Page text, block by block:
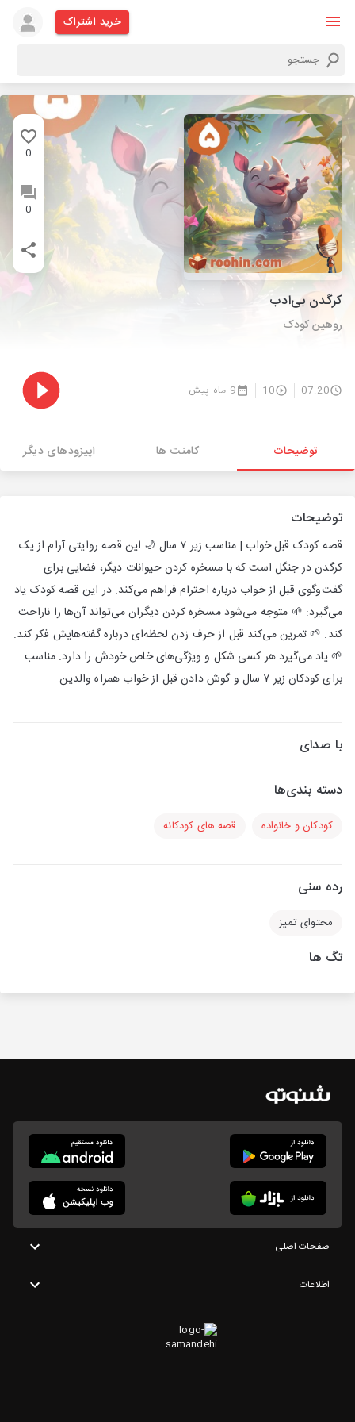
خرید اشتراک
0
0
کرگدن بی‌ادب
روهین کودک
07:20
10 9 ماه پیش
توضیحات کامنت ها اپیزودهای دیگر
توضیحات
قصه کودک قبل خواب | مناسب زیر ۷ سال 🌙 این قصه روایتی آرام از یک
کرگدن در جنگل است که با مسخره کردن حیوانات دیگر، فضایی برای
گفت‌وگوی قبل از خواب درباره احترام فراهم می‌کند. در این قصه کودک یاد
می‌گیرد: 🌱 متوجه می‌شود مسخره کردن دیگران می‌تواند آن‌ها را ناراحت
کند. 🌱 تمرین می‌کند قبل از حرف زدن لحظه‌ای درباره گفته‌هایش فکر کند.
🌱 یاد می‌گیرد هر کسی شکل و ویژگی‌های خاص خودش را دارد. مناسب
برای کودکان زیر ۷ سال و گوش دادن قبل از خواب همراه والدین.
با صدای
دسته بندی‌ها
کودکان و خانواده قصه های کودکانه
رده سنی
محتوای تمیز
تگ ها
صفحات اصلی
اطلاعات